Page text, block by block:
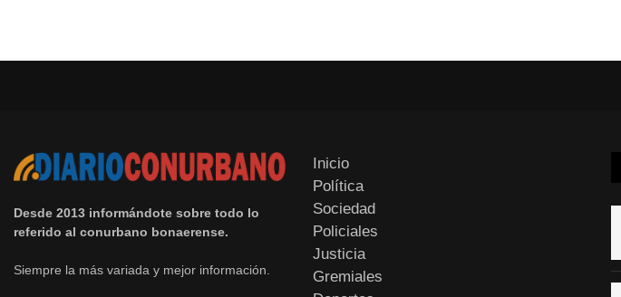
Desde 2013 informándote sobre todo lo
referido al conurbano bonaerense.
Siempre la más variada y mejor información.
Inicio
Política
Sociedad
Policiales
Justicia
Gremiales